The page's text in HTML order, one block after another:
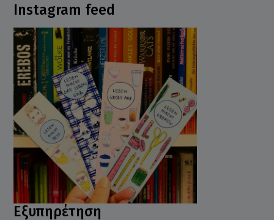
Instagram feed
Εξυπηρέτηση